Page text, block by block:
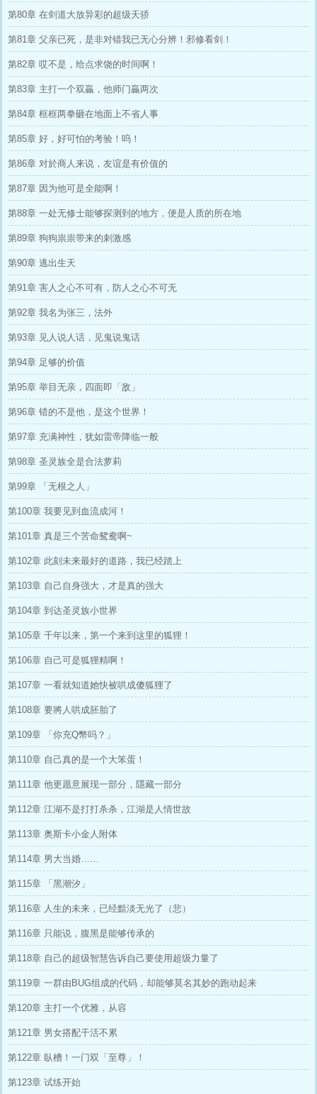
第80章 在剑道大放异彩的超级天骄
第81章 父亲已死，是非对错我已无心分辨！邪修看剑！
第82章 哎不是，给点求饶的时间啊！
第83章 主打一个双贏，他师门贏两次
第84章 框框两拳砸在地面上不省人事
第85章 好，好可怕的考验！呜！
第86章 对於商人来说，友谊是有价值的
第87章 因为他可是全能啊！
第88章 一处无修士能够探测到的地方，便是人质的所在地
第89章 狗狗祟祟带来的刺激感
第90章 逃出生天
第91章 害人之心不可有，防人之心不可无
第92章 我名为张三，法外
第93章 见人说人话，见鬼说鬼话
第94章 足够的价值
第95章 举目无亲，四面即「敌」
第96章 错的不是他，是这个世界！
第97章 充满神性，犹如雷帝降临一般
第98章 圣灵族全是合法萝莉
第99章 「无根之人」
第100章 我要见到血流成河！
第101章 真是三个苦命鸳鸯啊~
第102章 此刻未来最好的道路，我已经踏上
第103章 自己自身强大，才是真的强大
第104章 到达圣灵族小世界
第105章 千年以来，第一个来到这里的狐狸！
第106章 自己可是狐狸精啊！
第107章 一看就知道她快被哄成傻狐狸了
第108章 要將人哄成胚胎了
第109章 「你充Q幣吗？」
第110章 自己真的是一个大笨蛋！
第111章 他更愿意展现一部分，隱藏一部分
第112章 江湖不是打打杀杀，江湖是人情世故
第113章 奥斯卡小金人附体
第114章 男大当婚……
第115章 「黑潮汐」
第116章 人生的未来，已经黯淡无光了（悲）
第116章 只能说，腹黑是能够传承的
第118章 自己的超级智慧告诉自己要使用超级力量了
第119章 一群由BUG组成的代码，却能够莫名其妙的跑动起来
第120章 主打一个优雅，从容
第121章 男女搭配干活不累
第122章 臥槽！一门双「至尊」！
第123章 试练开始